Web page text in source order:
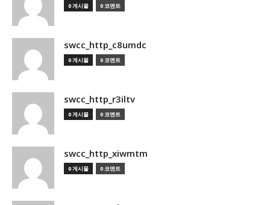
0 게시물 0 코멘트
swcc_http_c8umdc
0 게시물 0 코멘트
swcc_http_r3iltv
0 게시물 0 코멘트
swcc_http_xiwmtm
0 게시물 0 코멘트